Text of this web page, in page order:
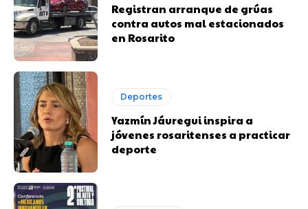
Registran arranque de grúas
contra autos mal estacionados
en Rosarito
Deportes
Yazmín Jáuregui inspira a
jóvenes rosaritenses a practicar
deporte